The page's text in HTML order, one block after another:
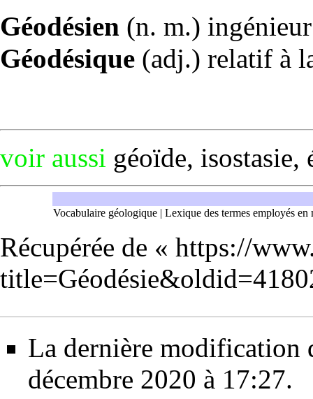
Géodésien (n. m.)
Géodésique (adj.) relatif à
voir aussi géoïde, isostasie,
Vocabulaire géologique | Lexique des termes employés en
Récupérée de « https://
La dernière modification
décembre 2020 à 17:27.